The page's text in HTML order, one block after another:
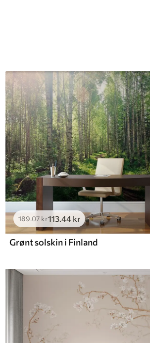
189.07kr113.44 kr
Grønt solskin i Finland